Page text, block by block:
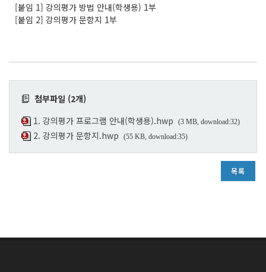
[붙임 1] 강의평가 방법 안내(학생용) 1부
[붙임 2] 강의평가 문항지 1부
첨부파일 (2개)
1. 강의평가 프로그램 안내(학생용).hwp
(3 MB, download:32)
2. 강의평가 문항지.hwp (55 KB, download:35)
목록